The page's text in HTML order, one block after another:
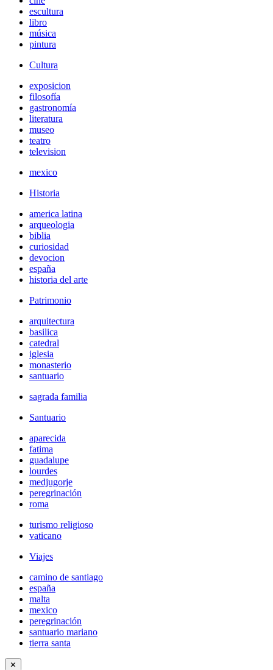
escultura
libro
música
pintura
Cultura
exposicion
filosofía
gastronomía
literatura
museo
teatro
television
mexico
Historia
america latina
arqueologia
biblia
curiosidad
devocion
españa
historia del arte
Patrimonio
arquitectura
basilica
catedral
iglesia
monasterio
santuario
sagrada familia
Santuario
aparecida
fatima
guadalupe
lourdes
medjugorje
peregrinación
roma
turismo religioso
vaticano
Viajes
camino de santiago
españa
malta
mexico
peregrinación
santuario mariano
tierra santa
✕